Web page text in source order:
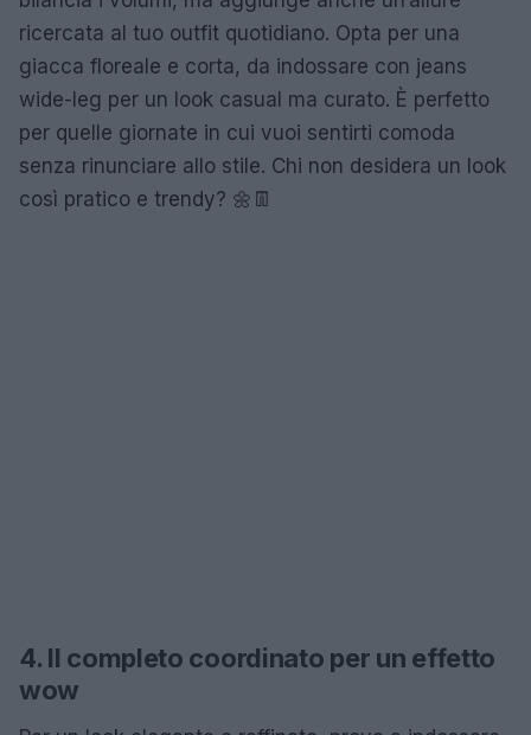
ricercata al tuo outfit quotidiano. Opta per una
giacca floreale e corta, da indossare con jeans
wide-leg per un look casual ma curato. È perfetto
per quelle giornate in cui vuoi sentirti comoda
senza rinunciare allo stile. Chi non desidera un look
così pratico e trendy? 🌼👖
4. Il completo coordinato per un effetto
wow